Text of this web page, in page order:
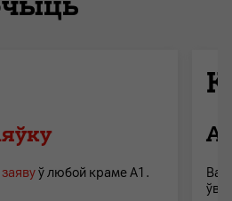
заявуў любой краме A1.
Вам